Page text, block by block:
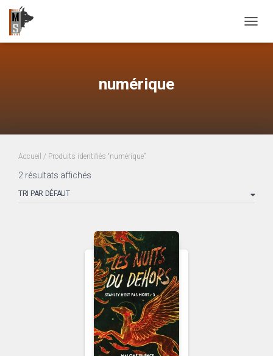
numérique
Accueil / Produits identifiés “numérique”
2 résultats affichés